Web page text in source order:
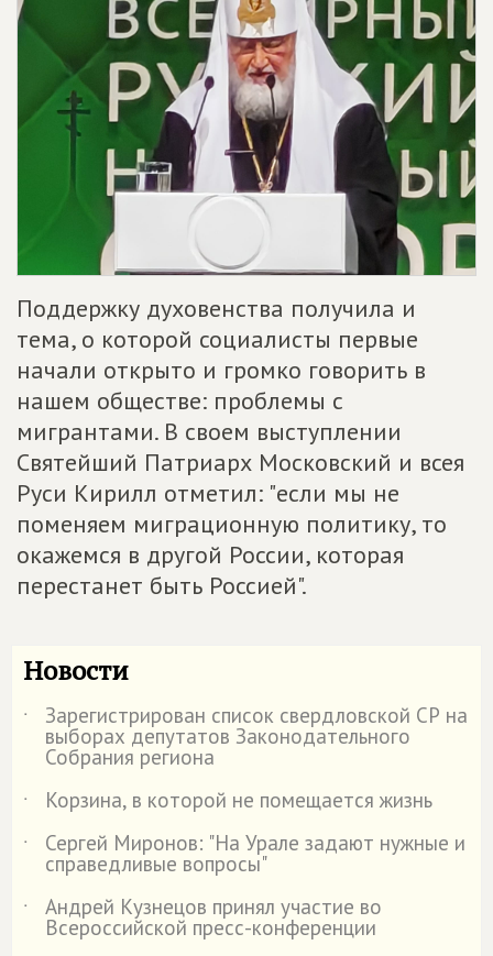
Поддержку духовенства получила и
тема, о которой социалисты первые
начали открыто и громко говорить в
нашем обществе: проблемы с
мигрантами. В своем выступлении
Святейший Патриарх Московский и всея
Руси Кирилл отметил: "если мы не
поменяем миграционную политику, то
окажемся в другой России, которая
перестанет быть Россией".
Новости
˙ Зарегистрирован список свердловской СР на
выборах депутатов Законодательного
Собрания региона
˙
Корзина, в которой не помещается жизнь
˙
Сергей Миронов: "На Урале задают нужные и
справедливые вопросы"
˙
Андрей Кузнецов принял участие во
Всероссийской пресс-конференции